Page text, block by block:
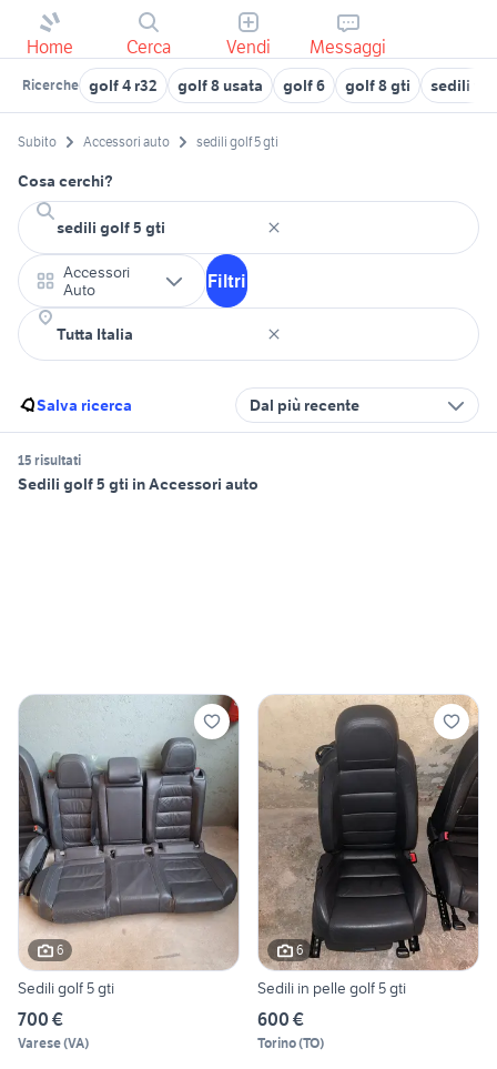
Home Cerca Vendi Messaggi
Ricerche golf 4 r32 golf 8 usata golf 6 golf 8 gti sedili
Subito Accessori auto sedili golf 5 gti
Cosa cerchi?
Accessori
Auto
Filtri
Salva ricerca Dal più recente
15 risultati
Sedili golf 5 gti in Accessori auto
6
Sedili golf 5 gti
700 €
Varese(VA)
6
Sedili in pelle golf 5 gti
600 €
Torino(TO)